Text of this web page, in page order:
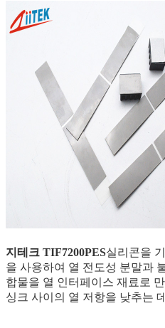
지테크 TIF7200PES실리콘을
을 사용하여 열 전도성 분말과
합물을 열 인터페이스 재료로
싱크 사이의 열 저항을 낮추는